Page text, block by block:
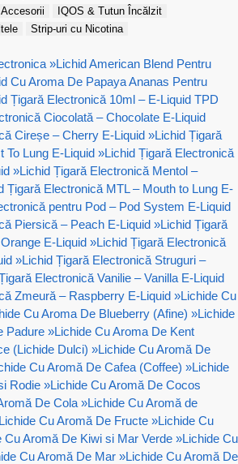
Accesorii
IQOS & Tutun Încălzit
Strip-uri cu Nicotina
»Lichid American Blend Pentru
Cu Aroma De Papaya Ananas Pentru
Țigară Electronică 10ml – E-Liquid TPD
Ciocolată – Chocolate E-Liquid
Cireșe – Cherry E-Liquid »Lichid Țigară
To Lung E-Liquid »Lichid Țigară Electronică
»Lichid Țigară Electronică Mentol –
Țigară Electronică MTL – Mouth to Lung E-
pentru Pod – Pod System E-Liquid
Piersică – Peach E-Liquid »Lichid Țigară
E-Liquid »Lichid Țigară Electronică
»Lichid Țigară Electronică Struguri –
Electronică Vanilie – Vanilla E-Liquid
Zmeură – Raspberry E-Liquid »Lichide Cu
Cu Aroma De Blueberry (Afine) »Lichide
Padure »Lichide Cu Aroma De Kent
(Lichide Dulci) »Lichide Cu Aromă De
Cu Aromă De Cafea (Coffee) »Lichide
Rodie »Lichide Cu Aromă De Cocos
De Cola »Lichide Cu Aromă de
Lichide Cu Aromă De Fructe »Lichide Cu
Cu Aromă De Kiwi si Mar Verde »Lichide Cu
Cu Aromă De Mar »Lichide Cu Aromă De